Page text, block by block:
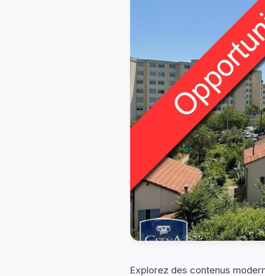
Explorez des contenus